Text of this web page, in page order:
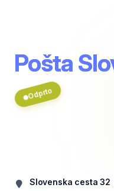
Pošta
Odprto
Slovenska cesta 32